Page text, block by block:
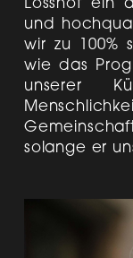
Lösshof ein
und
wir zu 100%
wie das
unserer
solange er